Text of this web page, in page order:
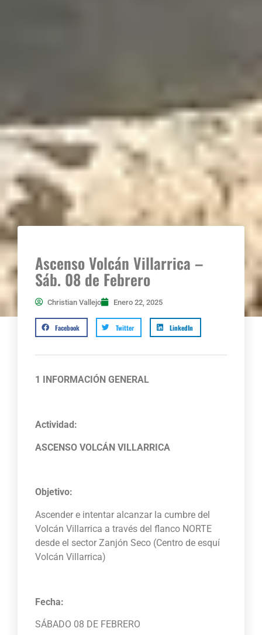
Ascenso Volcán Villarrica –
Sáb. 08 de Febrero
Christian Vallejo Enero 22, 2025
Facebook Twitter LinkedIn
1 INFORMACIÓN GENERAL
Actividad:
ASCENSO VOLCÁN VILLARRICA
Objetivo:
Ascender e intentar alcanzar la cumbre del
Volcán Villarrica a través del flanco NORTE
desde el sector Zanjón Seco (Centro de esquí
Volcán Villarrica)
Fecha:
SÁBADO 08 DE FEBRERO